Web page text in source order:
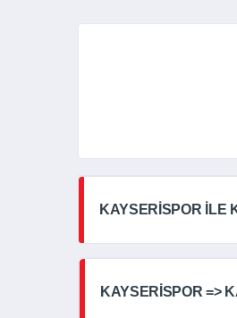
KAYSERİSPOR İLE
KAYSERİSPOR =>